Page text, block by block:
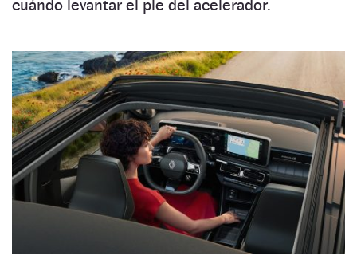
cuándo levantar el pie del acelerador.